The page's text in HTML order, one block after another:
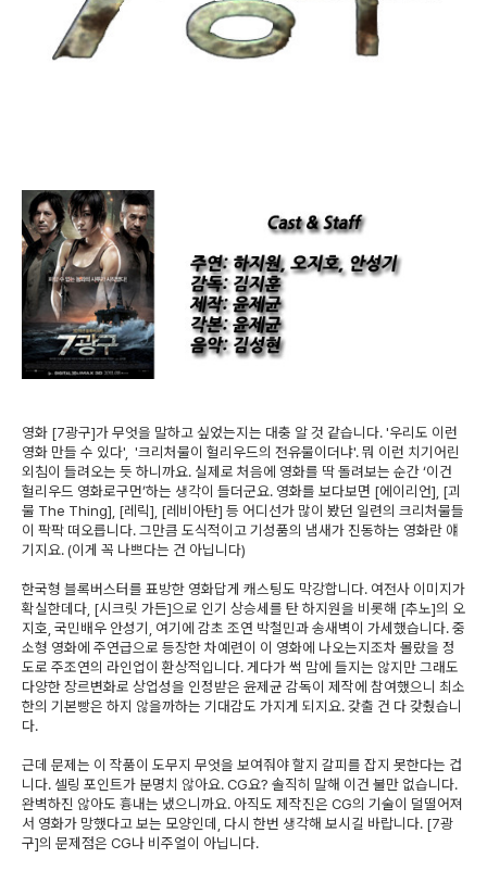
영화 [7광구]가 무엇을 말하고 싶었는지는 대충 알 것 같습니다. '우리도 이런
영화 만들 수 있다', '크리처물이 헐리우드의 전유물이더냐'. 뭐 이런 치기어린
외침이 들려오는 듯 하니까요. 실제로 처음에 영화를 딱 돌려보는 순간 ‘이건
헐리우드 영화로구먼’하는 생각이 들더군요. 영화를 보다보면 [에이리언], [괴
물 The Thing], [레릭], [레비아탄] 등 어디선가 많이 봤던 일련의 크리처물들
이 팍팍 떠오릅니다. 그만큼 도식적이고 기성품의 냄새가 진동하는 영화란 얘
기지요. (이게 꼭 나쁘다는 건 아닙니다)
한국형 블록버스터를 표방한 영화답게 캐스팅도 막강합니다. 여전사 이미지가
확실한데다, [시크릿 가든]으로 인기 상승세를 탄 하지원을 비롯해 [추노]의 오
지호, 국민배우 안성기, 여기에 감초 조연 박철민과 송새벽이 가세했습니다. 중
소형 영화에 주연급으로 등장한 차예련이 이 영화에 나오는지조차 몰랐을 정
도로 주조연의 라인업이 환상적입니다. 게다가 썩 맘에 들지는 않지만 그래도
다양한 장르변화로 상업성을 인정받은 윤제균 감독이 제작에 참여했으니 최소
한의 기본빵은 하지 않을까하는 기대감도 가지게 되지요. 갖출 건 다 갖췄습니
다.
근데 문제는 이 작품이 도무지 무엇을 보여줘야 할지 갈피를 잡지 못한다는 겁
니다. 셀링 포인트가 분명치 않아요. CG요? 솔직히 말해 이건 불만 없습니다.
완벽하진 않아도 흉내는 냈으니까요. 아직도 제작진은 CG의 기술이 덜떨어져
서 영화가 망했다고 보는 모양인데, 다시 한번 생각해 보시길 바랍니다. [7광
구]의 문제점은 CG나 비주얼이 아닙니다.